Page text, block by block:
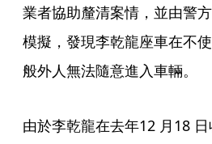
業者協助釐清案情，並由警
模擬，發現李乾龍座車在不
般外人無法隨意進入車輛。
由於李乾龍在去年12 月18